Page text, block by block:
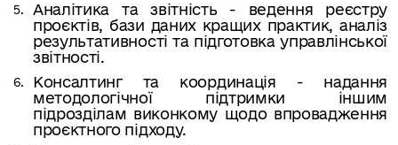
Аналітика та звітність - ведення реєстру
проєктів, бази даних кращих практик, аналіз
результативності та підготовка управлінської
звітності.
Консалтинг та координація - надання
методологічної підтримки іншим
підрозділам виконкому щодо впровадження
проєктного підходу.